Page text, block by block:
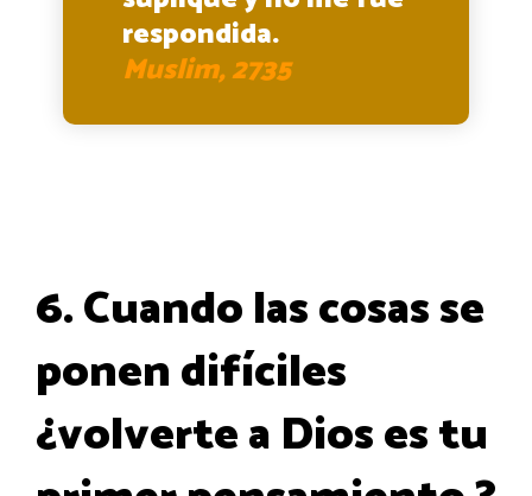
respondida.
Muslim, 2735
6. Cuando las cosas se
ponen difíciles
¿volverte a Dios es tu